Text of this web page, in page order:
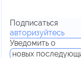
Подписаться
авторизуйтесь
Уведомить о